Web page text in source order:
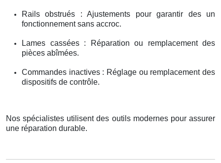
Rails obstrués : Ajustements pour garantir des un
fonctionnement sans accroc.
Lames cassées : Réparation ou remplacement des
pièces abîmées.
Commandes inactives : Réglage ou remplacement des
dispositifs de contrôle.
Nos spécialistes utilisent des outils modernes pour assurer
une réparation durable.